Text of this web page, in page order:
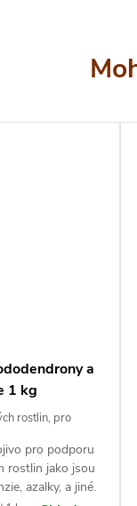
na
vycházejte z
250 l hnojivé
expirace produktu
a
1 kg
rostlin, pro
pro podporu
rostlin jako jsou
azalky, a jiné.